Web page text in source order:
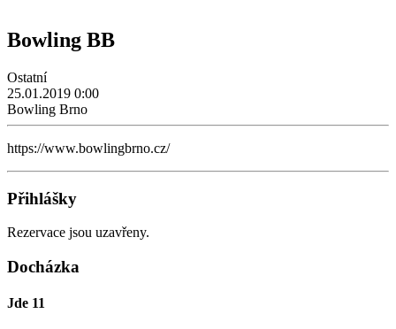
Bowling BB
Ostatní
25.01.2019 0:00
Bowling Brno
https://www.bowlingbrno.cz/
Přihlášky
Rezervace jsou uzavřeny.
Docházka
Jde 11